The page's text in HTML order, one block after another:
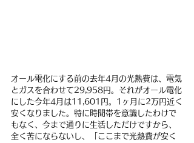
オール電化にする前の去年4月の光熱費は、電気
とガスを合わせて29,958円。それがオール電化
にした今年4月は11,601円。1ヶ月に2万円近く
安くなりました。特に時間帯を意識したわけで
もなく、今まで通りに生活しただけですから、
全く苦にならないし、「ここまで光熱費が安く